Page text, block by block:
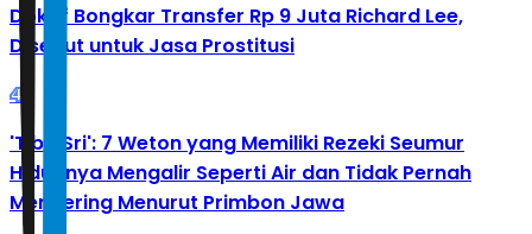
Doktif Bongkar Transfer Rp 9 Juta Richard Lee,
Disebut untuk Jasa Prostitusi
4
'Tibo Sri': 7 Weton yang Memiliki Rezeki Seumur
Hidupnya Mengalir Seperti Air dan Tidak Pernah
Mengering Menurut Primbon Jawa